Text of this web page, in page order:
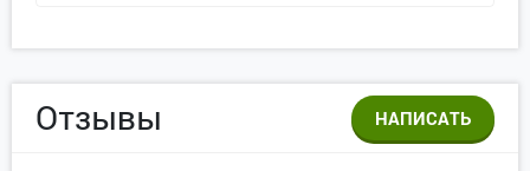
Отзывы НАПИСАТЬ